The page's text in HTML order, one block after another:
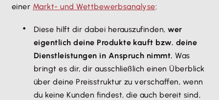
einer Markt- und Wettbewerbsanalyse:
Diese hilft dir dabei herauszufinden, wer
eigentlich deine Produkte kauft bzw. deine
Dienstleistungen in Anspruch nimmt. Was
bringt es dir, dir ausschließlich einen Überblick
über deine Preisstruktur zu verschaffen, wenn
du keine Kunden findest, die auch bereit sind,